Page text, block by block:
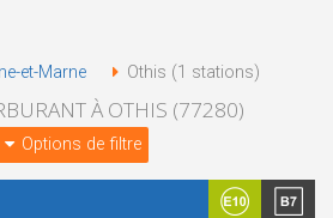
et-Marne Othis (1 stations)
À OTHIS (77280)
Options de filtre